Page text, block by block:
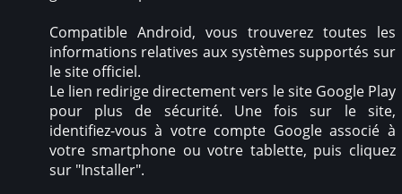
Compatible Android, vous trouverez toutes les
informations relatives aux systèmes supportés sur
le site officiel.
Le lien redirige directement vers le site Google Play
pour plus de sécurité. Une fois sur le site,
identifiez-vous à votre compte Google associé à
votre smartphone ou votre tablette, puis cliquez
sur "Installer".